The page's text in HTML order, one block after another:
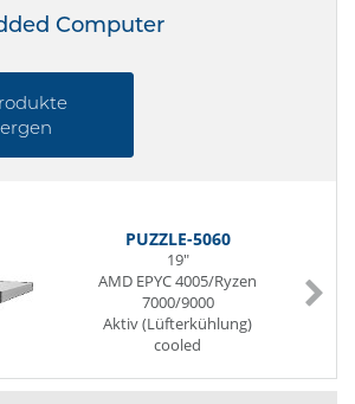
Computer
PUZZLE-5060
19"
AMD EPYC 4005/Ryzen
7000/9000
Aktiv (Lüfterkühlung)
cooled